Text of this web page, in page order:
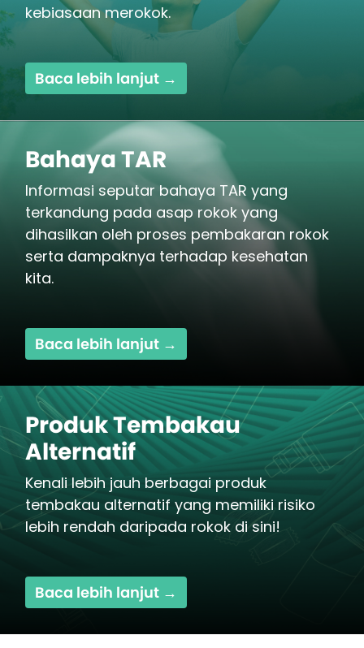
kebiasaan merokok.
Baca lebih lanjut →
Bahaya TAR
Informasi seputar bahaya TAR yang
terkandung pada asap rokok yang
dihasilkan oleh proses pembakaran rokok
serta dampaknya terhadap kesehatan
kita.
Baca lebih lanjut →
Produk Tembakau
Alternatif
Kenali lebih jauh berbagai produk
tembakau alternatif yang memiliki risiko
lebih rendah daripada rokok di sini!
Baca lebih lanjut →